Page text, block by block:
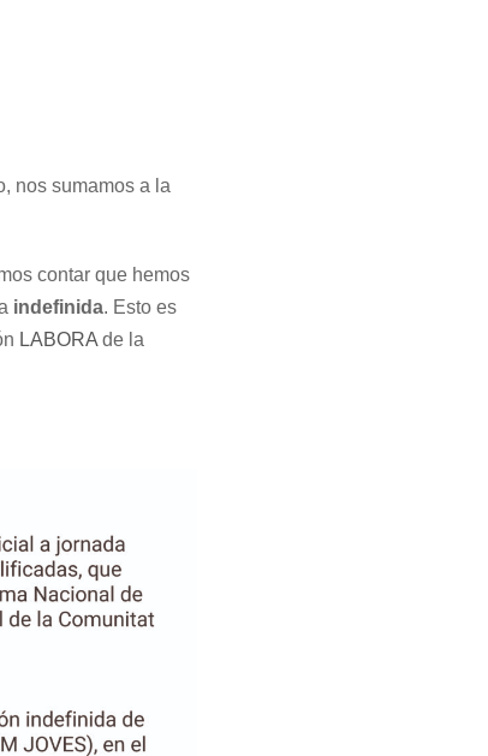
nos sumamos a la
contar que hemos
indefinida. Esto es
LABORA de la